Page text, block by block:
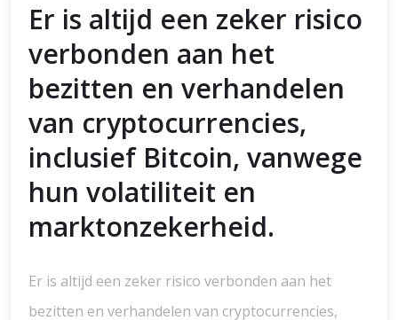
Er is altijd een zeker risico
verbonden aan het
bezitten en verhandelen
van cryptocurrencies,
inclusief Bitcoin, vanwege
hun volatiliteit en
marktonzekerheid.
Er is altijd een zeker risico verbonden aan het
bezitten en verhandelen van cryptocurrencies,